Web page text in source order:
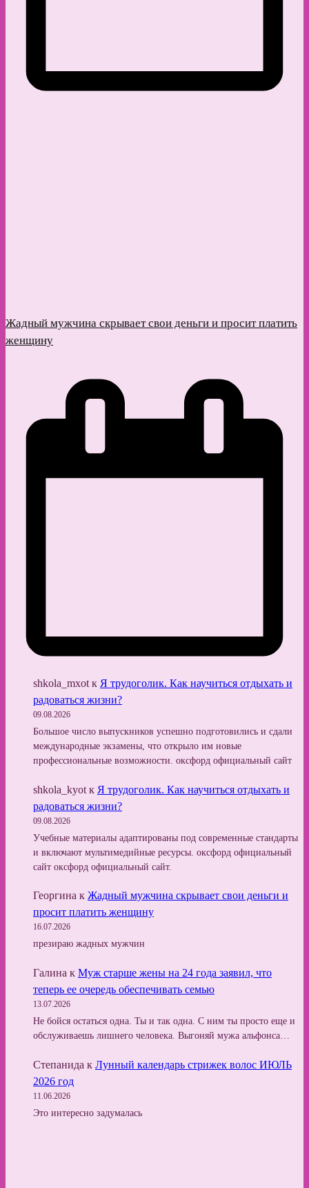
Жадный мужчина скрывает свои деньги и просит платить
женщину
shkola_mxot к Я трудоголик. Как научиться отдыхать и
радоваться жизни?
09.08.2026
Большое число выпускников успешно подготовились и сдали
международные экзамены, что открыло им новые
профессиональные возможности. оксфорд официальный сайт
shkola_kyot к Я трудоголик. Как научиться отдыхать и
радоваться жизни?
09.08.2026
Учебные материалы адаптированы под современные стандарты
и включают мультимедийные ресурсы. оксфорд официальный
сайт оксфорд официальный сайт.
Георгина к Жадный мужчина скрывает свои деньги и
просит платить женщину
16.07.2026
презираю жадных мужчин
Галина к Муж старше жены на 24 года заявил, что
теперь ее очередь обеспечивать семью
13.07.2026
Не бойся остаться одна. Ты и так одна. С ним ты просто еще и
обслуживаешь лишнего человека. Выгоняй мужа альфонса…
Степанида к Лунный календарь стрижек волос ИЮЛЬ
2026 год
11.06.2026
Это интересно задумалась